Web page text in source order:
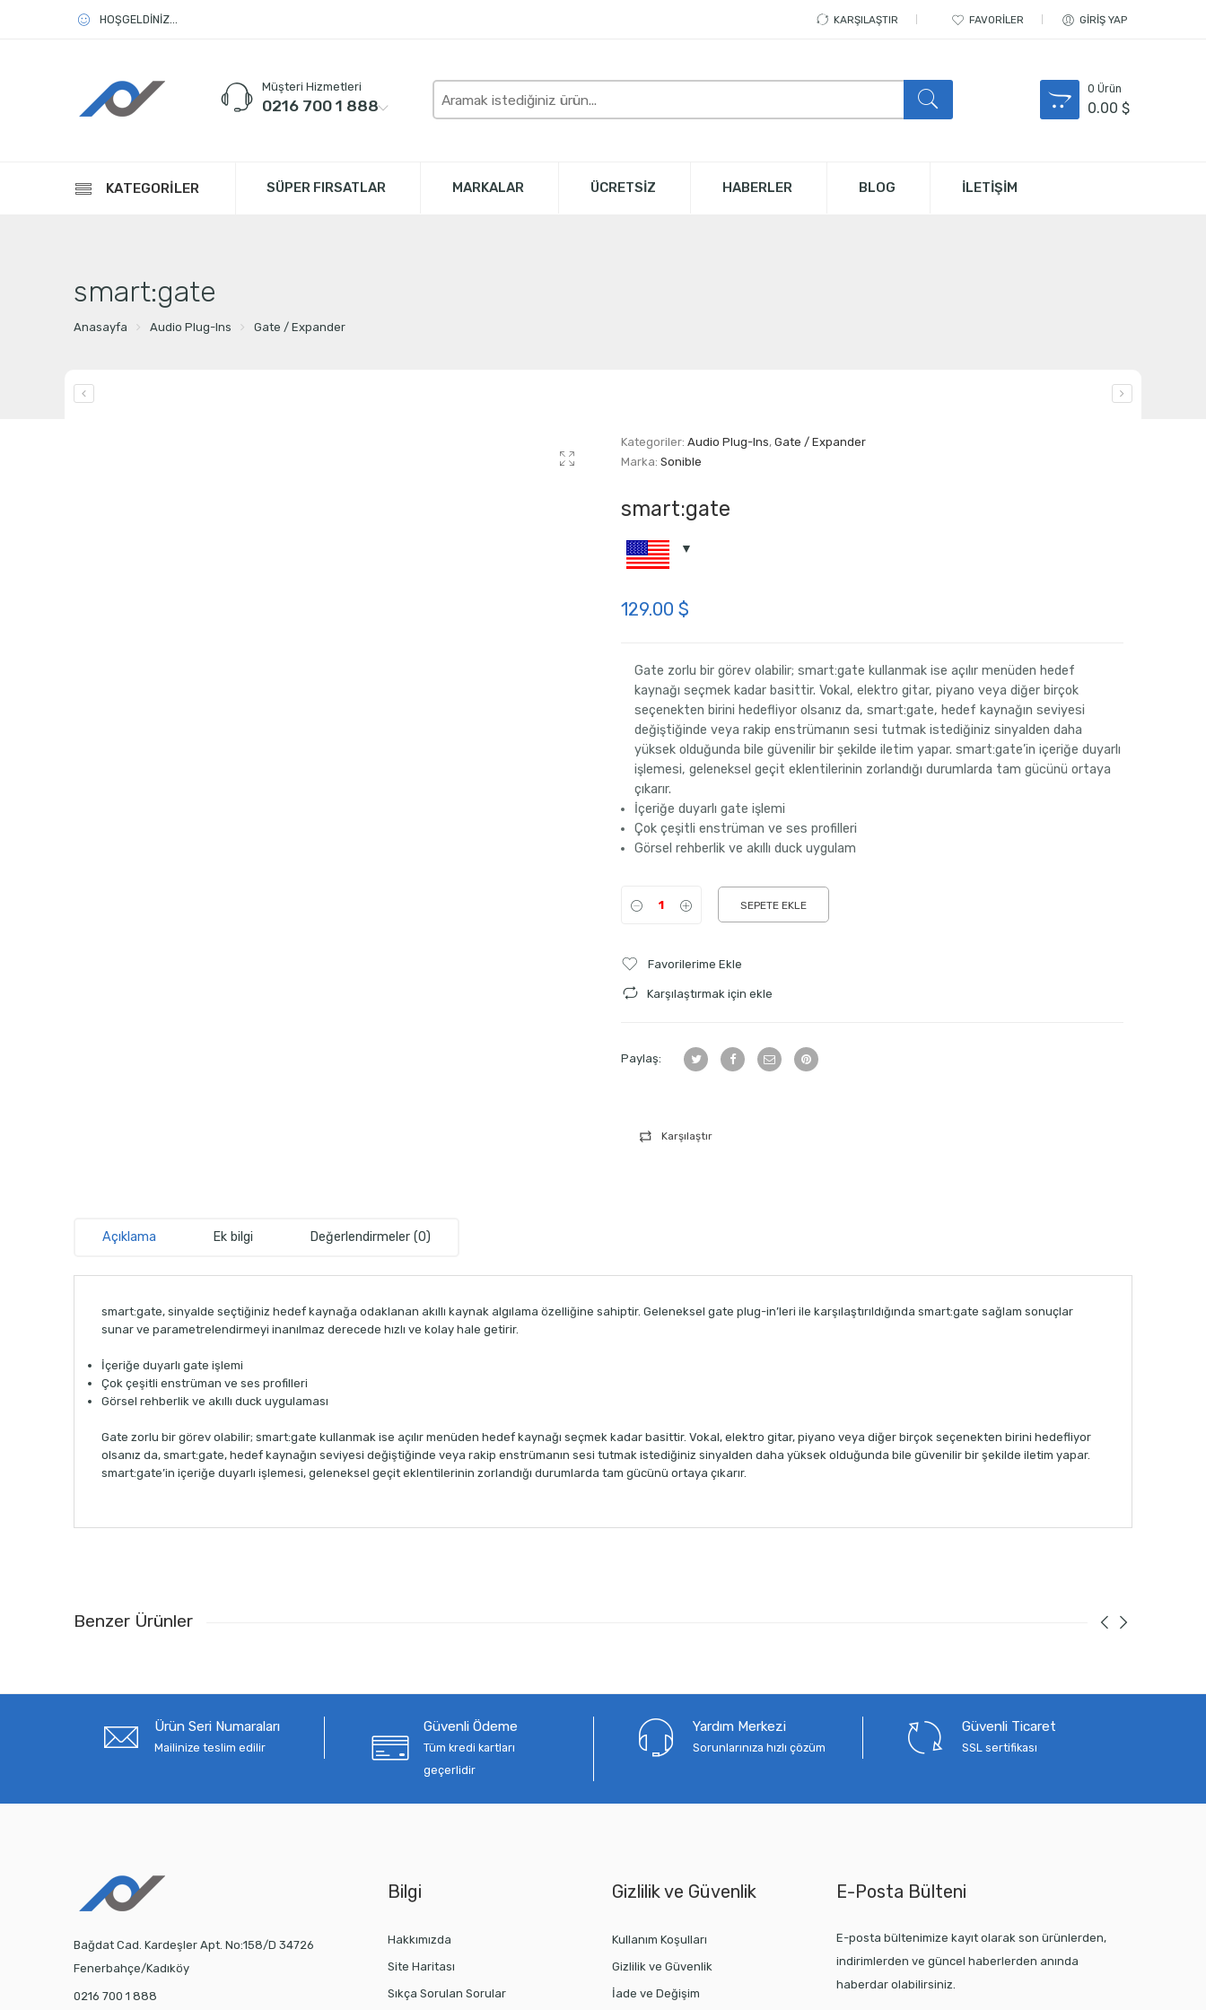
HOŞGELDİNİZ... KARŞILAŞTIR FAVORILER GIRIŞ YAP
Müşteri Hizmetleri
0216 700 1 888
Burada
arayın
0 Ürün
0.00$
KATEGORİLER SÜPER FIRSATLAR MARKALAR ÜCRETSİZ HABERLER BLOG İLETİŞİM
smart:gate
Anasayfa Audio Plug-Ins Gate / Expander
Kategoriler: Audio Plug-Ins, Gate / Expander
Marka: Sonible
smart:gate
129.00 $
Gate zorlu bir görev olabilir; smart:gate kullanmak ise açılır menüden hedef
kaynağı seçmek kadar basittir. Vokal, elektro gitar, piyano veya diğer birçok
seçenekten birini hedefliyor olsanız da, smart:gate, hedef kaynağın seviyesi
değiştiğinde veya rakip enstrümanın sesi tutmak istediğiniz sinyalden daha
yüksek olduğunda bile güvenilir bir şekilde iletim yapar. smart:gate’in içeriğe duyarlı
işlemesi, geleneksel geçit eklentilerinin zorlandığı durumlarda tam gücünü ortaya
çıkarır.
İçeriğe duyarlı gate işlemi
Çok çeşitli enstrüman ve ses profilleri
Görsel rehberlik ve akıllı duck uygulam
SEPETE EKLE
Favorilerime Ekle
Karşılaştırmak için ekle
Paylaş:
Karşılaştır
Açıklama Ek bilgi Değerlendirmeler (0)
smart:gate, sinyalde seçtiğiniz hedef kaynağa odaklanan akıllı kaynak algılama özelliğine sahiptir. Geleneksel gate plug-in’leri ile karşılaştırıldığında smart:gate sağlam sonuçlar
sunar ve parametrelendirmeyi inanılmaz derecede hızlı ve kolay hale getirir.
İçeriğe duyarlı gate işlemi
Çok çeşitli enstrüman ve ses profilleri
Görsel rehberlik ve akıllı duck uygulaması
Gate zorlu bir görev olabilir; smart:gate kullanmak ise açılır menüden hedef kaynağı seçmek kadar basittir. Vokal, elektro gitar, piyano veya diğer birçok seçenekten birini hedefliyor
olsanız da, smart:gate, hedef kaynağın seviyesi değiştiğinde veya rakip enstrümanın sesi tutmak istediğiniz sinyalden daha yüksek olduğunda bile güvenilir bir şekilde iletim yapar.
smart:gate’in içeriğe duyarlı işlemesi, geleneksel geçit eklentilerinin zorlandığı durumlarda tam gücünü ortaya çıkarır.
Benzer Ürünler
Ürün Seri Numaraları
Mailinize teslim edilir
Güvenli Ödeme
Tüm kredi kartları
geçerlidir
Yardım Merkezi
Sorunlarınıza hızlı çözüm
Güvenli Ticaret
SSL sertifikası
Bağdat Cad. Kardeşler Apt. No:158/D 34726
Fenerbahçe/Kadıköy
0216 700 1 888
Bilgi
Hakkımızda
Site Haritası
Sıkça Sorulan Sorular
Gizlilik ve Güvenlik
Kullanım Koşulları
Gizlilik ve Güvenlik
İade ve Değişim
E-Posta Bülteni
E-posta bültenimize kayıt olarak son ürünlerden,
indirimlerden ve güncel haberlerden anında
haberdar olabilirsiniz.